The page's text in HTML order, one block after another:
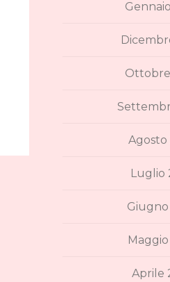
Agosto
Luglio
Aprile